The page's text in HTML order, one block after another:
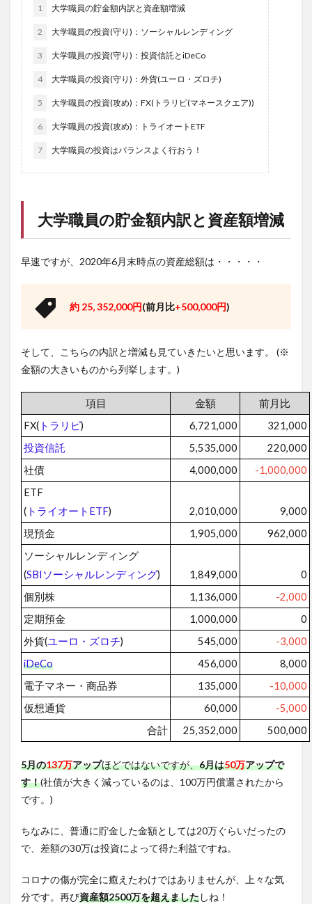
1 大学職員の貯金額内訳と資産額増減
2 大学職員の投資(守り)：ソーシャルレンディング
3 大学職員の投資(守り)：投資信託とiDeCo
4 大学職員の投資(守り)：外貨(ユーロ・ズロチ)
5 大学職員の投資(攻め)：FX(トラリピ(マネースクエア))
6 大学職員の投資(攻め)：トライオートETF
7 大学職員の投資はバランスよく行おう！
大学職員の貯金額内訳と資産額増減
早速ですが、2020年6月末時点の資産総額は・・・・・
約 25, 352,000円(前月比+500,000円)
そして、こちらの内訳と増減も見ていきたいと思います。 (※
金額の大きいものから列挙します。)
項目 金額
前月比
FX( トラリピ) 6,721,000
321,000
投資信託
5,535,000
220,000
社債
4,000,000
-1,000,000
ETF
( トライオートETF) 2,010,000
9,000
現預金
1,905,000
962,000
ソーシャルレンディング
(SBIソーシャルレンディング) 1,849,000
0
個別株
1,136,000
-2,000
定期預金
1,000,000
0
外貨(ユーロ・ズロチ) 545,000
-3,000
iDeCo
456,000
8,000
電子マネー・商品券
135,000
-10,000
仮想通貨
60,000
-5,000
合計
25,352,000 500,000
5月の137万アップほどではないですが、6月は50万アップで
す！(社債が大きく減っているのは、100万円償還されたから
です。)
ちなみに、普通に貯金した金額としては20万ぐらいだったの
で、差額の30万は投資によって得た利益ですね。
コロナの傷が完全に癒えたわけではありませんが、上々な気
分です。再び資産額2500万を超えましたしね！